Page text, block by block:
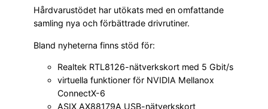
Hårdvarustödet har utökats med en omfattande
samling nya och förbättrade drivrutiner.
Bland nyheterna finns stöd för:
Realtek RTL8126-nätverkskort med 5 Gbit/s
virtuella funktioner för NVIDIA Mellanox
ConnectX-6
ASIX AX88179A USB-nätverkskort